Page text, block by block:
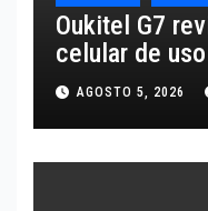
Oukitel G7
celular de
10,600 mAh
AGOSTO 5, 2026